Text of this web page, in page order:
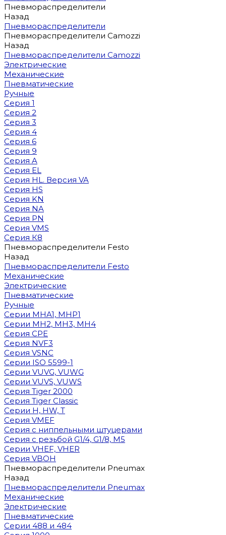
Пневмораспределители
Назад
Пневмораспределители
Пневмораспределители Camozzi
Назад
Пневмораспределители Camozzi
Электрические
Механические
Пневматические
Ручные
Серия 1
Серия 2
Серия 3
Серия 4
Серия 6
Серия 9
Серия A
Серия EL
Серия HL. Версия VA
Серия HS
Серия KN
Серия NA
Серия PN
Серия VMS
Серия К8
Пневмораспределители Festo
Назад
Пневмораспределители Festo
Механические
Электрические
Пневматические
Ручные
Cерии MHA1, MHP1
Cерии MH2, MH3, MH4
Cерия CPE
Серия NVF3
Серия VSNC
Серии ISO 5599-1
Серии VUVG, VUWG
Серии VUVS, VUWS
Серия Tiger 2000
Серия Tiger Classic
Серии H, HW, T
Серия VMEF
Серия с ниппельными штуцерами
Серия с резьбой G1/4, G1/8, М5
Серии VHEF, VHER
Серия VBOH
Пневмораспределители Pneumax
Назад
Пневмораспределители Pneumax
Механические
Электрические
Пневматические
Серии 488 и 484